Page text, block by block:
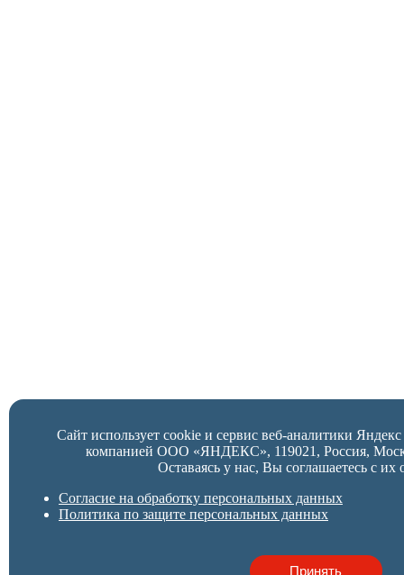
Сайт использует cookie и сервис веб-аналитики
компанией ООО «ЯНДЕКС», 119021, Россия,
Оставаясь у нас, Вы соглашаетесь с их
Согласие на обработку персональных данных
Политика по защите персональных данных
Принять